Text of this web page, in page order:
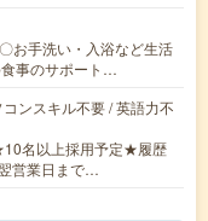
お手洗い・入浴など生活
事のサポート…
ンスキル不要 / 英語力不
名以上採用予定★履歴
営業日まで…